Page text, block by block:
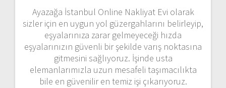
Ayazağa İstanbul Online Nakliyat Evi olarak
sizler için en uygun yol güzergahlarını belirleyip,
eşyalarınıza zarar gelmeyeceği hızda
eşyalarınızın güvenli bir şekilde varış noktasına
gitmesini sağlıyoruz. İşinde usta
elemanlarımızla uzun mesafeli taşımacılıkta
bile en güvenilir en temiz işi çıkarıyoruz.